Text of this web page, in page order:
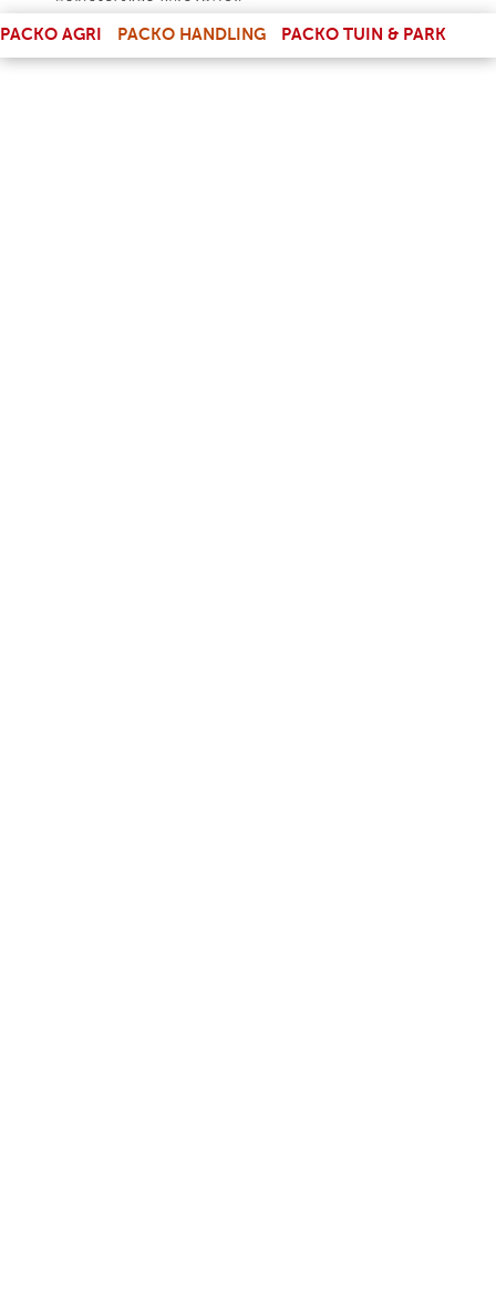
PACKO AGRI PACKO HANDLING PACKO TUIN & PARK